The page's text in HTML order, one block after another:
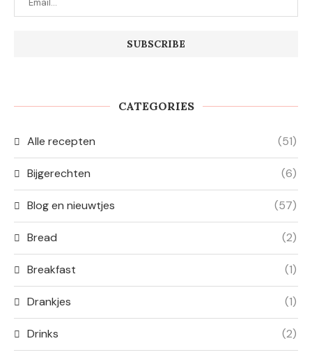
CATEGORIES
Alle recepten (51)
Bijgerechten (6)
Blog en nieuwtjes (57)
Bread (2)
Breakfast (1)
Drankjes (1)
Drinks (2)